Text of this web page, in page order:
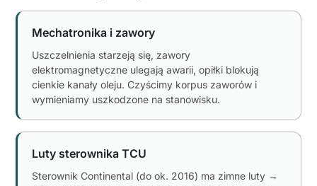
Mechatronika i zawory
Uszczelnienia starzeją się, zawory
elektromagnetyczne ulegają awarii, opiłki blokują
cienkie kanały oleju. Czyścimy korpus zaworów i
wymieniamy uszkodzone na stanowisku.
Luty sterownika TCU
Sterownik Continental (do ok. 2016) ma zimne luty →